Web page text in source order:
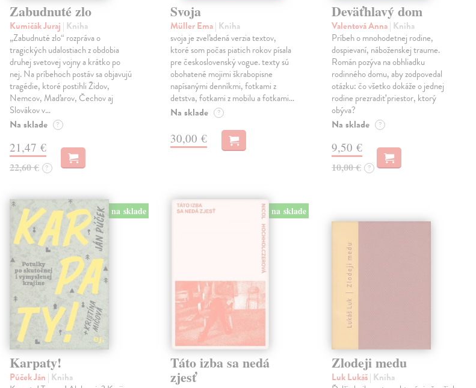
Zabudnuté zlo
Kumičák Juraj | Kniha
„Zabudnuté zlo“ rozpráva o
tragických udalostiach z obdobia
druhej svetovej vojny a krátko po
nej. Na príbehoch postáv sa objavujú
tragédie, ktoré postihli Židov,
Nemcov, Maďarov, Čechov aj
Slovákov v…
Na sklade ?
21,47 €
22,60 € ?
Svoja
Müller Ema| Kniha
svoja je zveľadená verzia textov,
ktoré som počas piatich rokov písala
pre československý vogue. texty sú
obohatené mojimi škrabopisne
napísanými denníkmi, fotkami z
detstva, fotkami z mobilu a fotkami…
Na sklade ?
30,00 €
Deväťhlavý dom
Valentová Anna| Kniha
Príbeh o mnohodetnej rodine,
dospievaní, náboženskej traume.
Román pozýva na obhliadku
rodinného domu, aby zodpovedal
otázku: čo všetko dokáže o jednej
rodine prezradiť priestor, ktorý
obýva?
Na sklade ?
9,50 €
10,00 € ?
na sklade
Karpaty!
Púček Ján | Kniha
na sklade
Táto izba sa nedá
zjesť
Zlodeji medu
Luk Lukáš| Kniha